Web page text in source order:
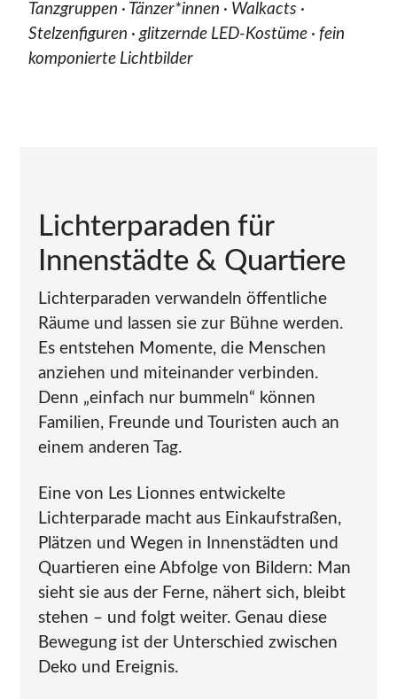
Tanzgruppen · Tänzer*innen · Walkacts ·
Stelzenfiguren · glitzernde LED-Kostüme · fein
komponierte Lichtbilder
Lichterparaden für
Innenstädte & Quartiere
Lichterparaden verwandeln öffentliche
Räume und lassen sie zur Bühne werden.
Es entstehen Momente, die Menschen
anziehen und miteinander verbinden.
Denn „einfach nur bummeln“ können
Familien, Freunde und Touristen auch an
einem anderen Tag.
Eine von Les Lionnes entwickelte
Lichterparade macht aus Einkaufstraßen,
Plätzen und Wegen in Innenstädten und
Quartieren eine Abfolge von Bildern: Man
sieht sie aus der Ferne, nähert sich, bleibt
stehen – und folgt weiter. Genau diese
Bewegung ist der Unterschied zwischen
Deko und Ereignis.